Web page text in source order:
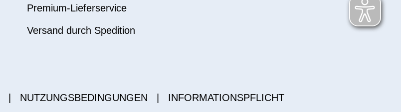
Premium-Lieferservice
Versand durch Spedition
NUTZUNGSBEDINGUNGEN INFORMATIONSPFLICHT